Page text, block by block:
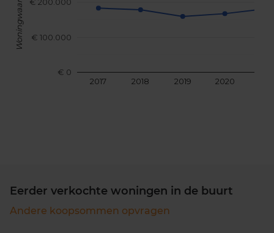
2017 2018 2019 2020
€ 0
€ 100.000
€ 200.000
Woningwaarde
Eerder verkochte woningen in de buurt
Andere koopsommen opvragen